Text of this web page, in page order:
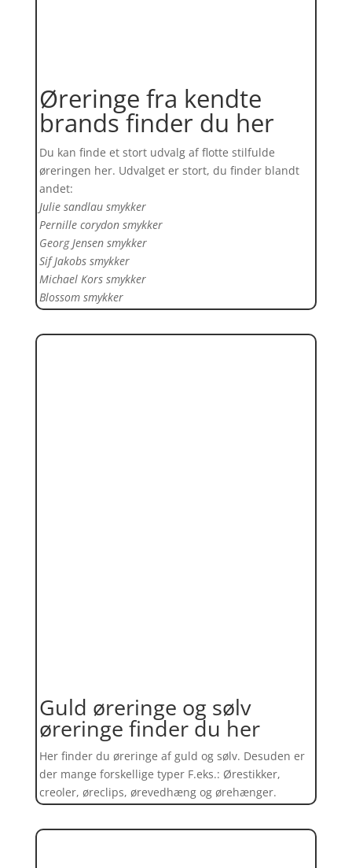
Øreringe fra kendte
brands finder du her
Du kan finde et stort udvalg af flotte stilfulde
øreringen her. Udvalget er stort, du finder blandt
andet:
Julie sandlau smykker
Pernille corydon smykker
Georg Jensen smykker
Sif Jakobs smykker
Michael Kors smykker
Blossom smykker
Guld øreringe og sølv
øreringe finder du her
Her finder du øreringe af guld og sølv. Desuden er
der mange forskellige typer F.eks.: Ørestikker,
creoler, øreclips, ørevedhæng og ørehænger.